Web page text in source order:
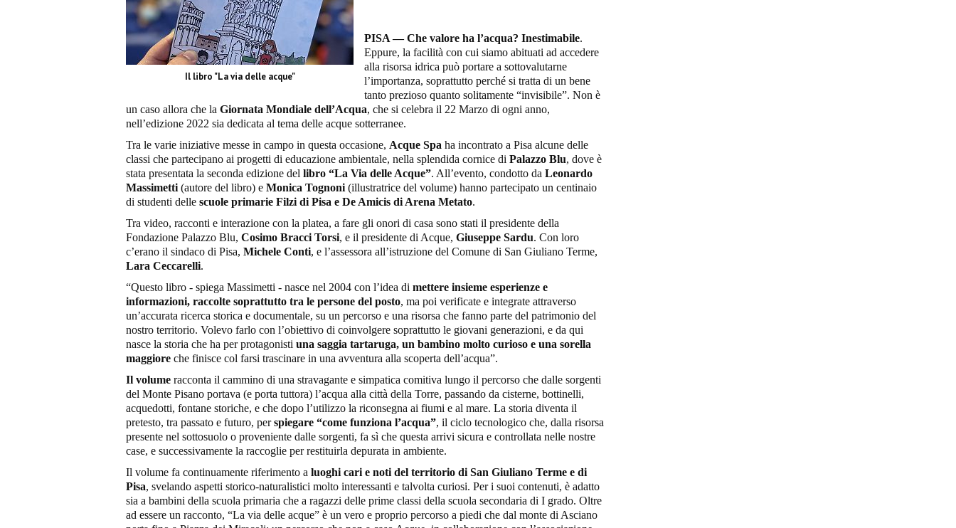
Il libro "La via delle acque"
PISA —Che valore ha l’acqua? Inestimabile.
Eppure, la facilità con cui siamo abituati ad accedere
alla risorsa idrica può portare a sottovalutarne
l’importanza, soprattutto perché si tratta di un bene
tanto prezioso quanto solitamente “invisibile”. Non è
un caso allora che la Giornata Mondiale dell’Acqua, che si celebra il 22 Marzo di ogni anno,
nell’edizione 2022 sia dedicata al tema delle acque sotterranee.
Tra le varie iniziative messe in campo in questa occasione, Acque Spa ha incontrato a Pisa alcune delle
classi che partecipano ai progetti di educazione ambientale, nella splendida cornice di Palazzo Blu, dove è
stata presentata la seconda edizione del libro “La Via delle Acque”. All’evento, condotto da Leonardo
Massimetti (autore del libro) e Monica Tognoni (illustratrice del volume) hanno partecipato un centinaio
di studenti delle scuole primarie Filzi di Pisa e De Amicis di Arena Metato.
Tra video, racconti e interazione con la platea, a fare gli onori di casa sono stati il presidente della
Fondazione Palazzo Blu, Cosimo Bracci Torsi, e il presidente di Acque, Giuseppe Sardu. Con loro
c’erano il sindaco di Pisa, Michele Conti, e l’assessora all’istruzione del Comune di San Giuliano Terme,
Lara Ceccarelli.
“Questo libro - spiega Massimetti - nasce nel 2004 con l’idea di mettere insieme esperienze e
informazioni, raccolte soprattutto tra le persone del posto, ma poi verificate e integrate attraverso
un’accurata ricerca storica e documentale, su un percorso e una risorsa che fanno parte del patrimonio del
nostro territorio. Volevo farlo con l’obiettivo di coinvolgere soprattutto le giovani generazioni, e da qui
nasce la storia che ha per protagonisti una saggia tartaruga, un bambino molto curioso e una sorella
maggiore che finisce col farsi trascinare in una avventura alla scoperta dell’acqua”.
Il volume racconta il cammino di una stravagante e simpatica comitiva lungo il percorso che dalle sorgenti
del Monte Pisano portava (e porta tuttora) l’acqua alla città della Torre, passando da cisterne, bottinelli,
acquedotti, fontane storiche, e che dopo l’utilizzo la riconsegna ai fiumi e al mare. La storia diventa il
pretesto, tra passato e futuro, perspiegare “come funziona l’acqua”, il ciclo tecnologico che, dalla risorsa
presente nel sottosuolo o proveniente dalle sorgenti, fa sì che questa arrivi sicura e controllata nelle nostre
case, e successivamente la raccoglie per restituirla depurata in ambiente.
Il volume fa continuamente riferimento a luoghi cari e noti del territorio di San Giuliano Terme e di
Pisa, svelando aspetti storico-naturalistici molto interessanti e talvolta curiosi. Per i suoi contenuti, è adatto
sia a bambini della scuola primaria che a ragazzi delle prime classi della scuola secondaria di I grado. Oltre
ad essere un racconto, “La via delle acque” è un vero e proprio percorso a piedi che dal monte di Asciano